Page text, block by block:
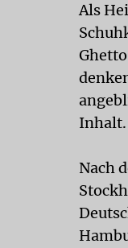
Als
Inhalt.
Nach